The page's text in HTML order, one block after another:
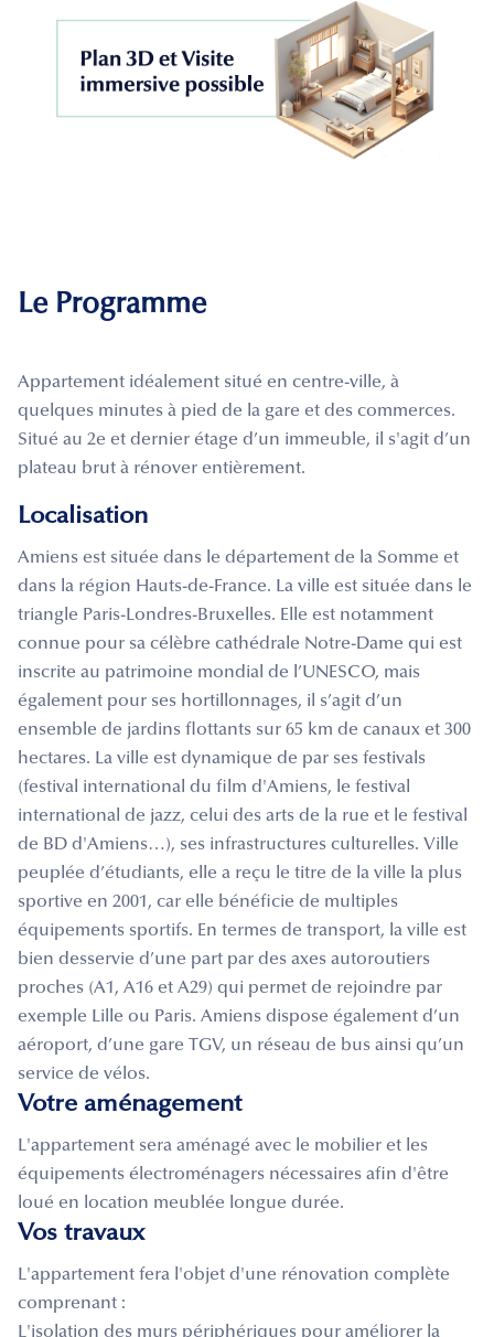
Le Programme
Appartement idéalement situé en centre-ville, à
quelques minutes à pied de la gare et des commerces.
Situé au 2e et dernier étage d’un immeuble, il s'agit d’un
plateau brut à rénover entièrement.
Localisation
Amiens est située dans le département de la Somme et
dans la région Hauts-de-France. La ville est située dans le
triangle Paris-Londres-Bruxelles. Elle est notamment
connue pour sa célèbre cathédrale Notre-Dame qui est
inscrite au patrimoine mondial de l’UNESCO, mais
également pour ses hortillonnages, il s’agit d’un
ensemble de jardins flottants sur 65 km de canaux et 300
hectares. La ville est dynamique de par ses festivals
(festival international du film d'Amiens, le festival
international de jazz, celui des arts de la rue et le festival
de BD d'Amiens…), ses infrastructures culturelles. Ville
peuplée d’étudiants, elle a reçu le titre de la ville la plus
sportive en 2001, car elle bénéficie de multiples
équipements sportifs. En termes de transport, la ville est
bien desservie d’une part par des axes autoroutiers
proches (A1, A16 et A29) qui permet de rejoindre par
exemple Lille ou Paris. Amiens dispose également d’un
aéroport, d’une gare TGV, un réseau de bus ainsi qu’un
service de vélos.
Votre aménagement
L'appartement sera aménagé avec le mobilier et les
équipements électroménagers nécessaires afin d'être
loué en location meublée longue durée.
Vos travaux
L'appartement fera l'objet d'une rénovation complète
comprenant :
L'isolation des murs périphériques pour améliorer la